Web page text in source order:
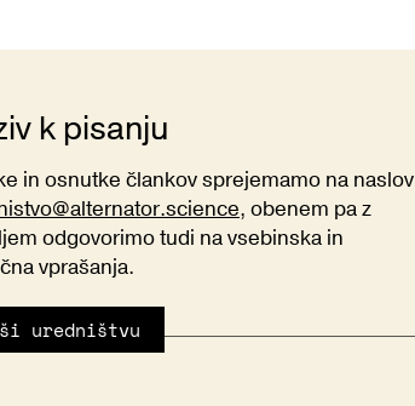
k pisanju
in osnutke člankov sprejemamo na naslov
, obenem pa z
odgovorimo tudi na vsebinska in
vprašanja.
uredništvu